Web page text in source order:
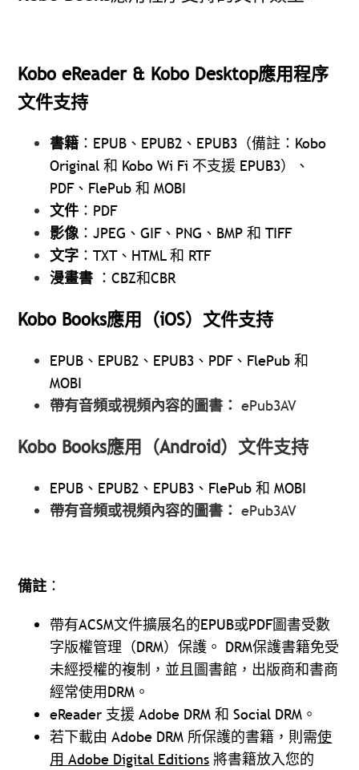
Kobo eReader & Kobo Desktop應用程序
文件支持
書籍 ：EPUB、EPUB2、EPUB3（備註：Kobo
Original 和 Kobo Wi Fi 不支援 EPUB3）、
PDF、FlePub 和 MOBI
文件 ：PDF
影像：JPEG、GIF、PNG、BMP 和 TIFF
文字 ：TXT、HTML 和 RTF
漫畫書 ：CBZ和CBR
Kobo Books應用（iOS）文件支持
EPUB、EPUB2、EPUB3、PDF、FlePub 和
MOBI
帶有音頻或視頻內容的圖書：ePub3AV
Kobo Books應用（Android）文件支持
EPUB、EPUB2、EPUB3、FlePub 和 MOBI
帶有音頻或視頻內容的圖書：ePub3AV
備註 ：
帶有ACSM文件擴展名的EPUB或PDF圖書受數
字版權管理（DRM）保護。 DRM保護書籍免受
未經授權的複制，並且圖書館，出版商和書商
經常使用DRM。
eReader 支援 Adobe DRM 和 Social DRM。
若下載由 Adobe DRM 所保護的書籍，則需使
用 Adobe Digital Editions 將書籍放入您的